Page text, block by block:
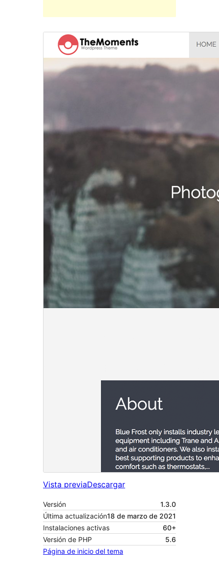
Vista previaDescargar
Versión
1.3.0
Última actualización18 de marzo de 2021
Instalaciones activas
60+
Versión de PHP
5.6
Página de inicio del tema